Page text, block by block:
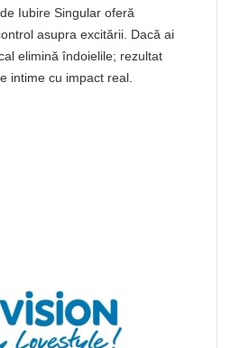
Iubire Singular oferă
asupra excitării. Dacă ai
elimină îndoielile; rezultat
intime cu impact real.